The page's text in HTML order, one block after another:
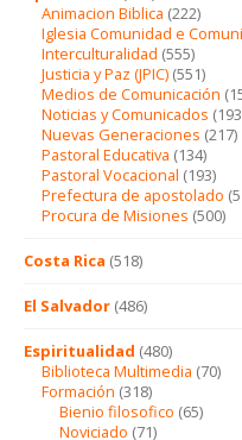
Animacion Biblica (222)
Iglesia Comunidad e
Interculturalidad (555)
Justicia y Paz (JPIC) (551)
Medios de Comunicación
Noticias y Comunicados
Nuevas Generaciones (217)
Pastoral Educativa (134)
Pastoral Vocacional (193)
Prefectura de apostolado
Procura de Misiones (500)
Costa Rica (518)
El Salvador (486)
Espiritualidad (480)
Biblioteca Multimedia (70)
Formación (318)
Bienio filosofico (65)
Noviciado (71)